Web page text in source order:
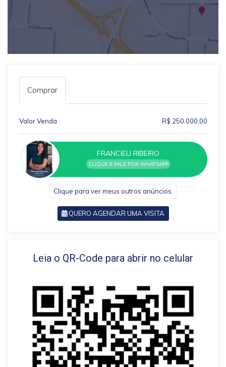
Comprar
Valor Venda R$ 250.000,00
FRANCIELI RIBEIRO
CLIQUE E FALE POR WHATSAPP
Clique para ver meus outros anúncios.
QUERO AGENDAR UMA VISITA
VOLTAR
Leia o QR-Code para abrir no celular